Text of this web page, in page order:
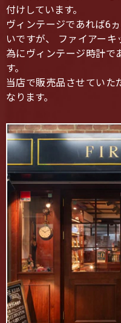
付けしています。
ヴィンテージであれば6
いですが、 ファイアー
為にヴィンテージ時計で
す。
当店で販売品させていた
なります。